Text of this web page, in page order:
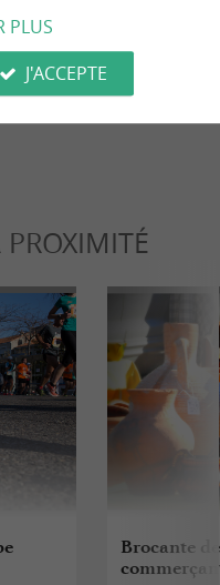
dans
PROXIMITÉ
Brocante
PLUS
J'ACCEPTE